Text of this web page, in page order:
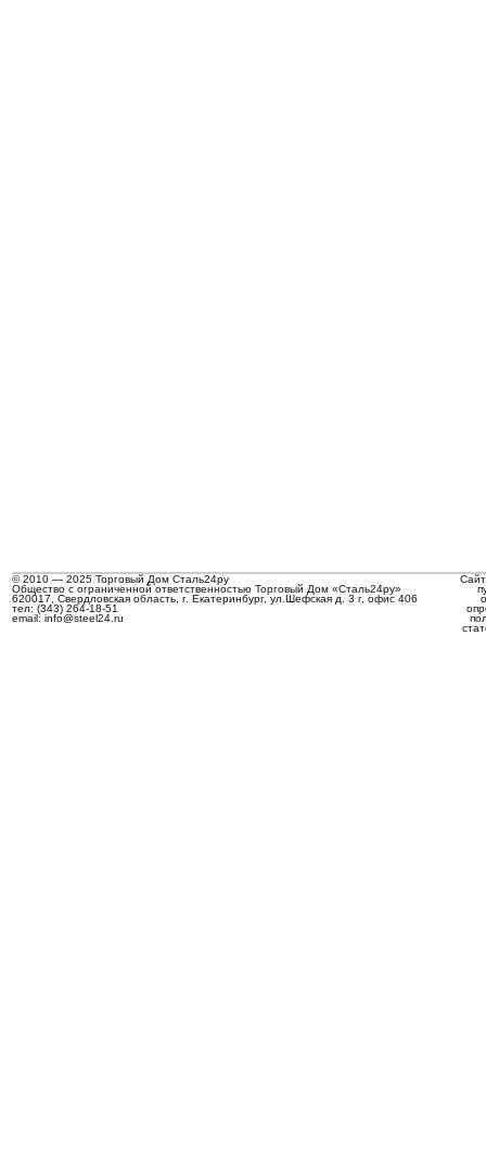
© 2010 — 2025 Торговый Дом Сталь24ру
Общество с ограниченной ответственностью Торговый Дом «Сталь24ру»
620017, Свердловская область, г. Екатеринбург, ул.Шефская д. 3 г, офис 406
тел: (343) 264-18-51
email: info@steel24.ru